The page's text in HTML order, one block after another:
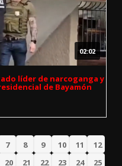
02:02
líder de narcoganga y
de Bayamón
7 8 9 10 11
12
20 21 22 23 24
25